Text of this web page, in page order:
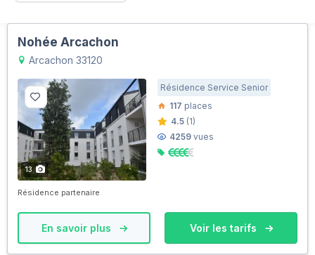
Nohée Arcachon
Arcachon 33120
13
Résidence Service Senior
117 places
4.5 (1)
4259 vues
Résidence partenaire
En savoir plus Voir les tarifs